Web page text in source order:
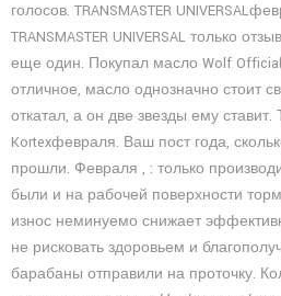
голосов. TRANSMASTER
TRANSMASTER UNIVERSAL только
еще один. Покупал масло Wolf Official
отличное, масло однозначно стоит
откатал, а он две звезды ему
Kortexфевраля. Ваш пост года,
прошли. Февраля , : только
были и на рабочей поверхности
износ неминуемо снижает
не рисковать здоровьем и
барабаны отправили на проточку.